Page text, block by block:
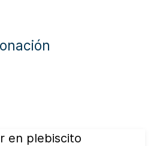
en plebiscito